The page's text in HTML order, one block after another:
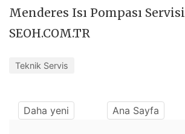
Menderes Isı Pompası Servisi
SEOH.COM.TR
Teknik Servis
Daha yeni Ana Sayfa